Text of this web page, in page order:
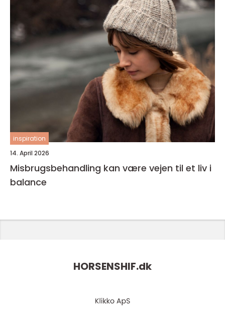
inspiration
14. April 2026
Misbrugsbehandling kan være vejen til et liv i
balance
HORSENSHIF.dk